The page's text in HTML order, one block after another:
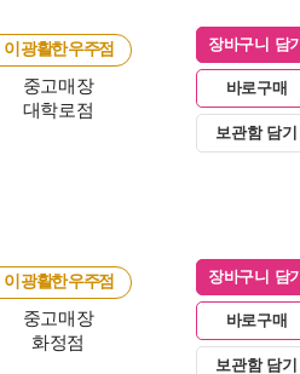
이 광활한 우주점
중고매장
대학로점
장바구니 담기
바로구매
보관함 담기
이 광활한 우주점
중고매장
화정점
장바구니 담기
바로구매
보관함 담기